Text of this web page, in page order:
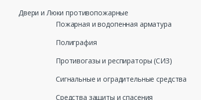
Двери и Люки противопожарные
Пожарная и водопенная арматура
Полиграфия
Противогазы и респираторы (СИЗ)
Сигнальные и оградительные средства
Средства защиты и спасения